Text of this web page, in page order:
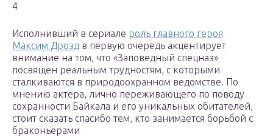
4
Исполнивший в сериале роль главного героя
Максим Дрозд в первую очередь акцентирует
внимание на том, что «Заповедный спецназ»
посвящен реальным трудностям, с которыми
сталкиваются в природоохранном ведомстве. По
мнению актера, лично переживающего по поводу
сохранности Байкала и его уникальных обитателей,
стоит сказать спасибо тем, кто занимается борьбой с
браконьерами